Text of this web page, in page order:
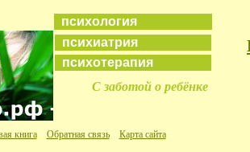
психология
психиатрия
психотерапия
С заботой о ребёнке
книга Обратная связь Карта сайта